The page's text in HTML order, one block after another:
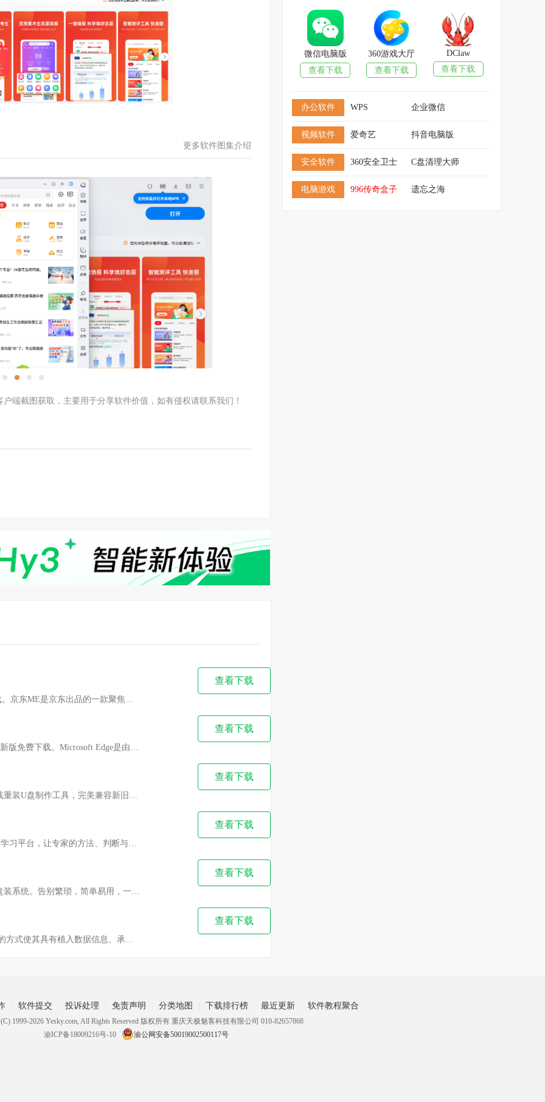
更多软件图集介绍
端截图获取，主要用于分享软件价值，如有侵权请联系我们！
查看下载
查看下载
查看下载
查看下载
查看下载
查看下载
微信电脑版
查看下载
360游戏大厅
查看下载
DClaw
查看下载
办公软件 WPS 企业微信
视频软件 爱奇艺 抖音电脑版
安全软件 360安全卫士 C盘清理大师
电脑游戏 996传奇盒子 遗忘之海
软件提交 投诉处理 免责声明 分类地图 下载排行榜 最近更新 软件教程聚合
1999-2026 Yesky.com, All Rights Reserved 版权所有 重庆天极魅客科技有限公司 010-82657868
渝ICP备18009216号-10
渝公网安备50019002500117号